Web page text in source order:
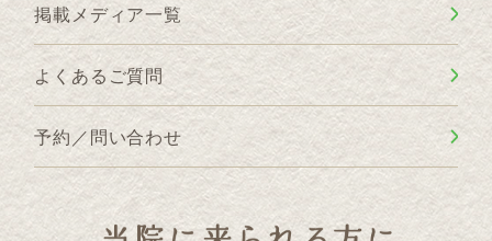
掲載メディア一覧
よくあるご質問
予約／問い合わせ